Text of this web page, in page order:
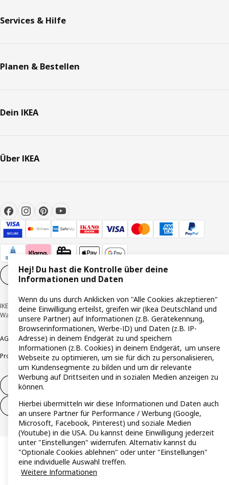
Services & Hilfe
Planen & Bestellen
Dein IKEA
Über IKEA
Cookie-Einstellungen DE
IKEA Deutschland GmbH & Co. KG - Am Wandersmann 2-4, 65719 Hofheim-
Wallau © Inter IKEA Systems B.V. 1999-2026
AGB Barrierefreiheit Cookie-RichtlinieDatenschutzerklärungImpressum
ProduktrückrufeResponsible DisclosureVertrauensstelle
Vertrag widerrufen
Vertrag widerrufen (Services & Leistungen)
Hej! Du hast die Kontrolle über deine
Informationen und Daten
Wenn du uns durch Anklicken von "Alle Cookies akzeptieren"
deine Einwilligung erteilst, greifen wir (Ikea Deutschland und
unsere Partner) auf Informationen (z.B. Gerätekennung,
Browserinformationen, Werbe-ID) und Daten (z.B. IP-
Adresse) in deinem Endgerät zu und speichern
Informationen (z.B. Cookies) in deinem Endgerät, um unsere
Webseite zu optimieren, um sie für dich zu personalisieren,
um Kundensegmente zu bilden und um dir relevante
Werbung auf Drittseiten und in sozialen Medien anzeigen zu
können.
Hierbei übermitteln wir diese Informationen und Daten auch
an unsere Partner für Performance / Werbung (Google,
Microsoft, Facebook, Pinterest) und soziale Medien
(Youtube) in die USA. Du kannst deine Einwilligung jederzeit
unter "Einstellungen" widerrufen. Alternativ kannst du
"Optionale Cookies ablehnen" oder unter "Einstellungen"
eine individuelle Auswahl treffen.
Weitere Informationen